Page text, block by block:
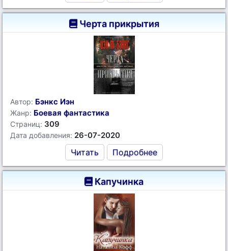
Черта прикрытия
Автор: Бэнкс Иэн
Жанр: Боевая фантастика
Страниц: 309
Дата добавления: 26-07-2020
Читать Подробнее
Капучинка